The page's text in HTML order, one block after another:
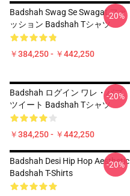
Badshah Swag Se Swagat ファ
ッション Badshah Tシャツ
￥384,250 - ￥442,250
-20%
Badshah ログイン ワレ・バブ
ツイート Badshah Tシャツ
￥384,250 - ￥442,250
-20%
Badshah Desi Hip Hop Aesthetic
Badshah T-Shirts
-20%